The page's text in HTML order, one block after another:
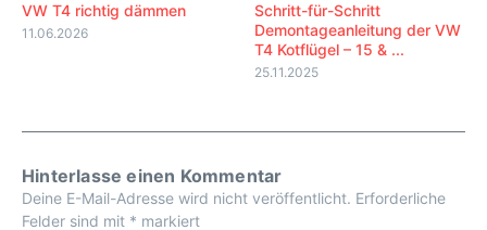
VW T4 richtig dämmen
11.06.2026
Schritt-für-Schritt
Demontageanleitung der VW
T4 Kotflügel – 15 & ...
25.11.2025
Hinterlasse einen Kommentar
Deine E-Mail-Adresse wird nicht veröffentlicht. Erforderliche
Felder sind mit * markiert